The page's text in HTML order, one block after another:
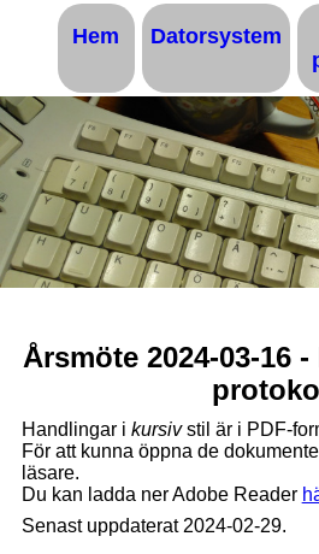
Hem Datorsystem
Årsmöte 2024-03-16
Handlingar i kursivstil är i PDF-
För att kunna öppna de
läsare.
Du kan ladda ner Adobe Reader
Senast uppdaterat 2024-02-29.